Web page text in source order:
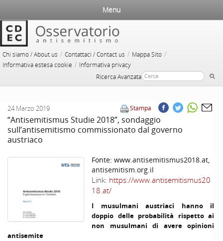
Chi siamo / About us / Contattaci / Contact us / Mappa Sito /
Informativa estesa cookie / Informativa privacy
Ricerca Avanzata
Menu
Stampa
24 Marzo 2019
“Antisemitismus Studie 2018”, sondaggio
sull’antisemitismo commissionato dal governo
austriaco
Fonte: www.antisemitismus2018.at,
antisemitism.org.il
Link: https://www.antisemitismus20
18.at/
I musulmani austriaci hanno il
doppio delle probabilità rispetto ai
non musulmani di avere opinioni
antisemite